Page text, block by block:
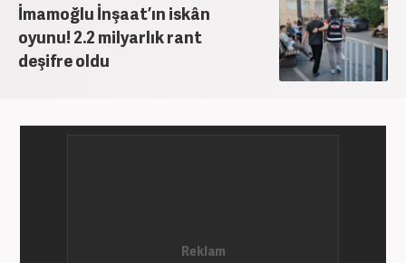
İmamoğlu İnşaat’ın iskân
oyunu! 2.2 milyarlık rant
deşifre oldu